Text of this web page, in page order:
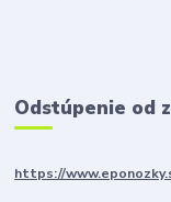
Odstúpenie od
https://